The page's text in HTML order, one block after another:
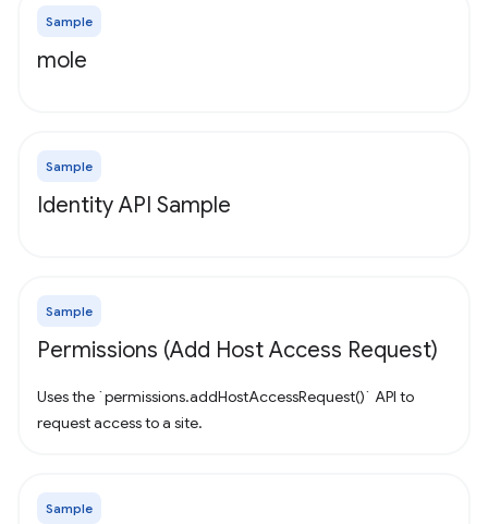
Sample
mole
Sample
Identity API Sample
Sample
Permissions (Add Host Access Request)
Uses the `permissions.addHostAccessRequest()` API to
request access to a site.
Sample